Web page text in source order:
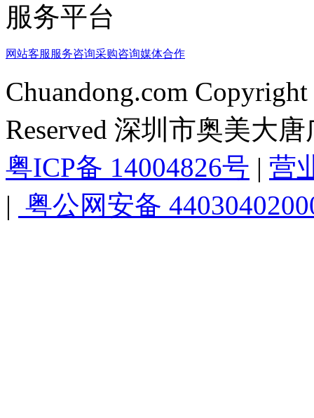
服务平台
网站客服 服务咨询采购咨询媒体合作
Chuandong.com
Reserved 深圳市奥美大
粤ICP备 14004826号 | 营
| 粤公网安备